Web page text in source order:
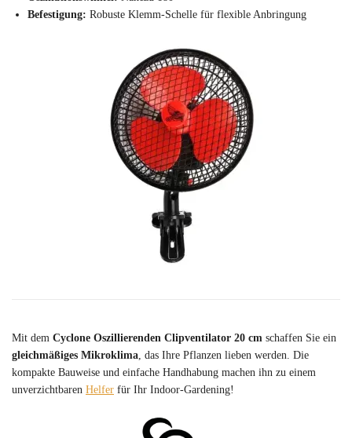
Befestigung: Robuste Klemm-Schelle für flexible Anbringung
Mit dem Cyclone Oszillierenden Clipventilator 20 cm schaffen Sie ein
gleichmäßiges Mikroklima , das Ihre Pflanzen lieben werden. Die
kompakte Bauweise und einfache Handhabung machen ihn zu einem
unverzichtbaren Helfer für Ihr Indoor-Gardening!